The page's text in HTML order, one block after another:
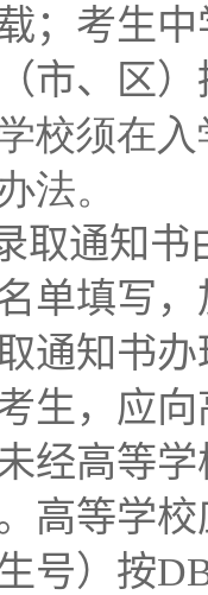
；考生
市、区
校须在
法。
取通知
单填写
通知书
生，应
经高等
高等学
号）按